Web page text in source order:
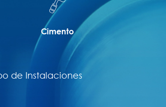
Cimento
de Instalaciones